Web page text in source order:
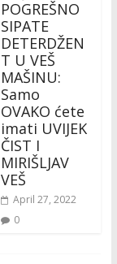
POGREŠNO
SIPATE
DETERDŽEN
T U VEŠ
MAŠINU:
Samo
OVAKO ćete
imati UVIJEK
ČIST I
MIRIŠLJAV
VEŠ
April 27, 2022
0